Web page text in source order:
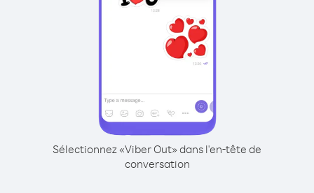
Sélectionnez «Viber Out» dans l'en-tête de
conversation